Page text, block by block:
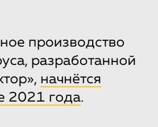
производство
разработанной
начнётся
2021 года.